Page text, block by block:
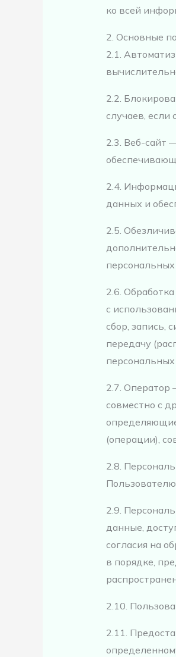
ко всей
2. Основные
2.1.
2.2.
случаев, если
2.3. Веб-сайт
2.4.
данных и
2.5.
2.6.
с
сбор, запись,
передачу
2.7. Оператор
совместно с
(операции),
2.8.
2.9.
данные,
согласия на
в порядке,
2.10.
2.11.